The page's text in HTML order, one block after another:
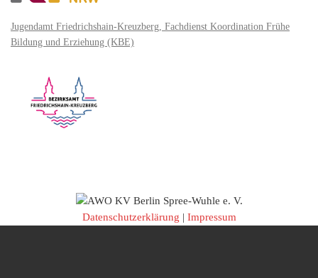
Jugendamt Friedrichshain-Kreuzberg, Fachdienst Koordination Frühe
Bildung und Erziehung (KBE)
Datenschutzerklärung | Impressum